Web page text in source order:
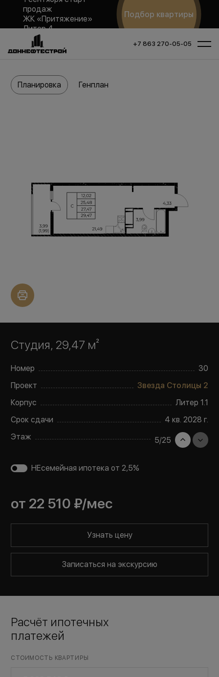
продаж
ЖК «Притяжение»
Литер 4
Подбор квартиры
+7 863 270-05-05
Студия, 29,47 м²
Номер
30
Проект
Звезда Столицы 2
Корпус
Литер 1.1
Срок сдачи
4 кв. 2028 г.
Этаж
5/25
НЕсемейная ипотека от 2,5%
от 22 510 ₽/мес
Узнать цену
Записаться на экскурсию
Планировка Генплан
Расчёт ипотечных
платежей
СТОИМОСТЬ КВАРТИРЫ